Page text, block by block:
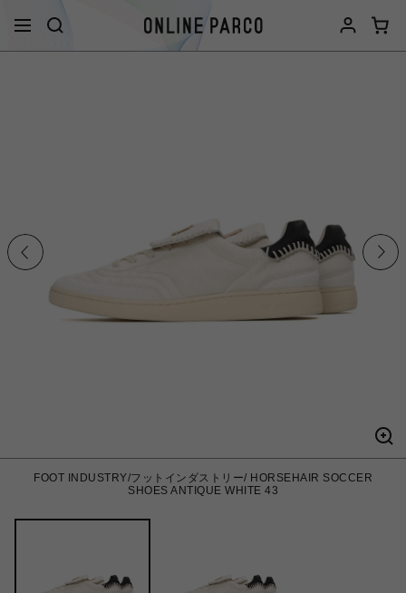
FOOT INDUSTRY/フットインダストリー/ HORSEHAIR SOCCER
SHOES ANTIQUE WHITE 43